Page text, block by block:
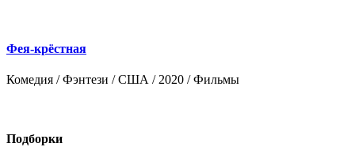
Фея-крёстная
Комедия / Фэнтези / США / 2020 / Фильмы
Подборки